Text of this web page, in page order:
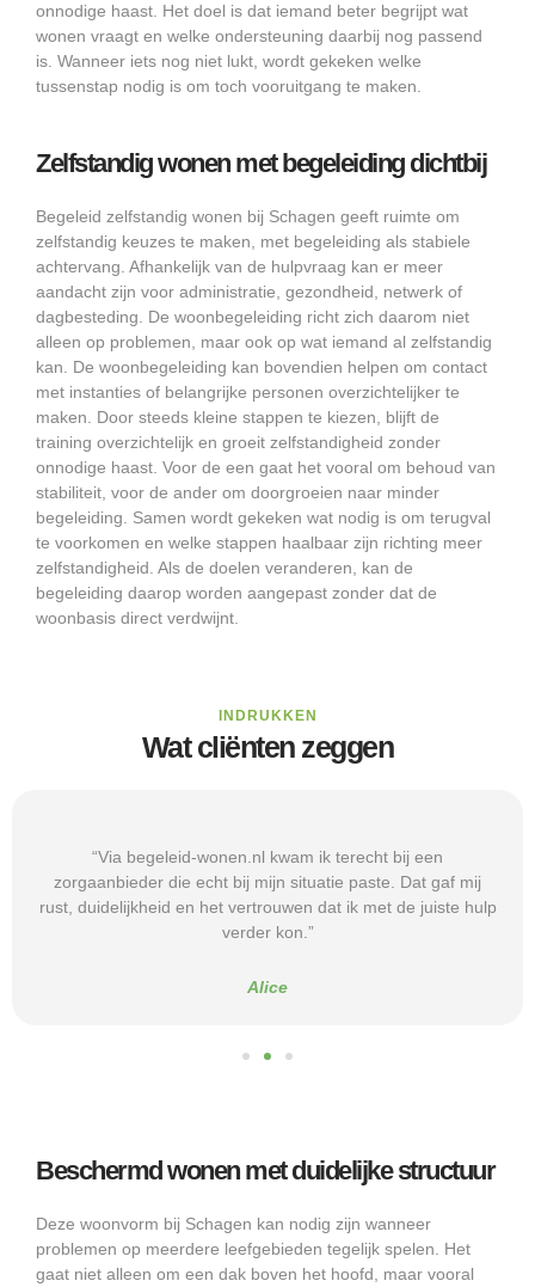
onnodige haast. Het doel is dat iemand beter begrijpt wat
wonen vraagt en welke ondersteuning daarbij nog passend
is. Wanneer iets nog niet lukt, wordt gekeken welke
tussenstap nodig is om toch vooruitgang te maken.
Zelfstandig wonen met begeleiding dichtbij
Begeleid zelfstandig wonen bij Schagen geeft ruimte om
zelfstandig keuzes te maken, met begeleiding als stabiele
achtervang. Afhankelijk van de hulpvraag kan er meer
aandacht zijn voor administratie, gezondheid, netwerk of
dagbesteding. De woonbegeleiding richt zich daarom niet
alleen op problemen, maar ook op wat iemand al zelfstandig
kan. De woonbegeleiding kan bovendien helpen om contact
met instanties of belangrijke personen overzichtelijker te
maken. Door steeds kleine stappen te kiezen, blijft de
training overzichtelijk en groeit zelfstandigheid zonder
onnodige haast. Voor de een gaat het vooral om behoud van
stabiliteit, voor de ander om doorgroeien naar minder
begeleiding. Samen wordt gekeken wat nodig is om terugval
te voorkomen en welke stappen haalbaar zijn richting meer
zelfstandigheid. Als de doelen veranderen, kan de
begeleiding daarop worden aangepast zonder dat de
woonbasis direct verdwijnt.
INDRUKKEN
Wat cliënten zeggen
“Via begeleid-wonen.nl kwam ik terecht bij een
zorgaanbieder die echt bij mijn situatie paste. Dat gaf mij
rust, duidelijkheid en het vertrouwen dat ik met de juiste hulp
verder kon.”
Alice
Beschermd wonen met duidelijke structuur
Deze woonvorm bij Schagen kan nodig zijn wanneer
problemen op meerdere leefgebieden tegelijk spelen. Het
gaat niet alleen om een dak boven het hoofd, maar vooral